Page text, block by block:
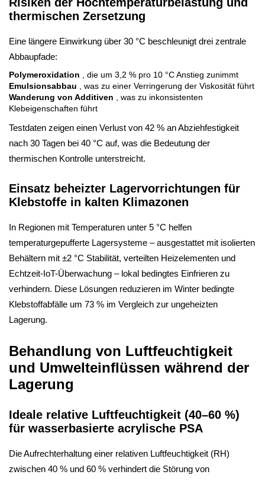
thermischen Zersetzung
Eine längere Einwirkung über 30 °C beschleunigt drei zentrale
Abbaupfade:
Polymeroxidation
, die um 3,2 % pro 10 °C Anstieg zunimmt
Emulsionsabbau
, was zu einer Verringerung der Viskosität führt
Wanderung von Additiven
, was zu inkonsistenten
Klebeigenschaften führt
Testdaten zeigen einen Verlust von 42 % an Abziehfestigkeit
nach 30 Tagen bei 40 °C auf, was die Bedeutung der
thermischen Kontrolle unterstreicht.
Einsatz beheizter Lagervorrichtungen für
Klebstoffe in kalten Klimazonen
In Regionen mit Temperaturen unter 5 °C helfen
temperaturgepufferte Lagersysteme – ausgestattet mit isolierten
Behältern mit ±2 °C Stabilität, verteilten Heizelementen und
Echtzeit-IoT-Überwachung – lokal bedingtes Einfrieren zu
verhindern. Diese Lösungen reduzieren im Winter bedingte
Klebstoffabfälle um 73 % im Vergleich zur ungeheizten
Lagerung.
Behandlung von Luftfeuchtigkeit
und Umwelteinflüssen während der
Lagerung
Ideale relative Luftfeuchtigkeit (40–60 %)
für wasserbasierte acrylische PSA
Die Aufrechterhaltung einer relativen Luftfeuchtigkeit (RH)
zwischen 40 % und 60 % verhindert die Störung von